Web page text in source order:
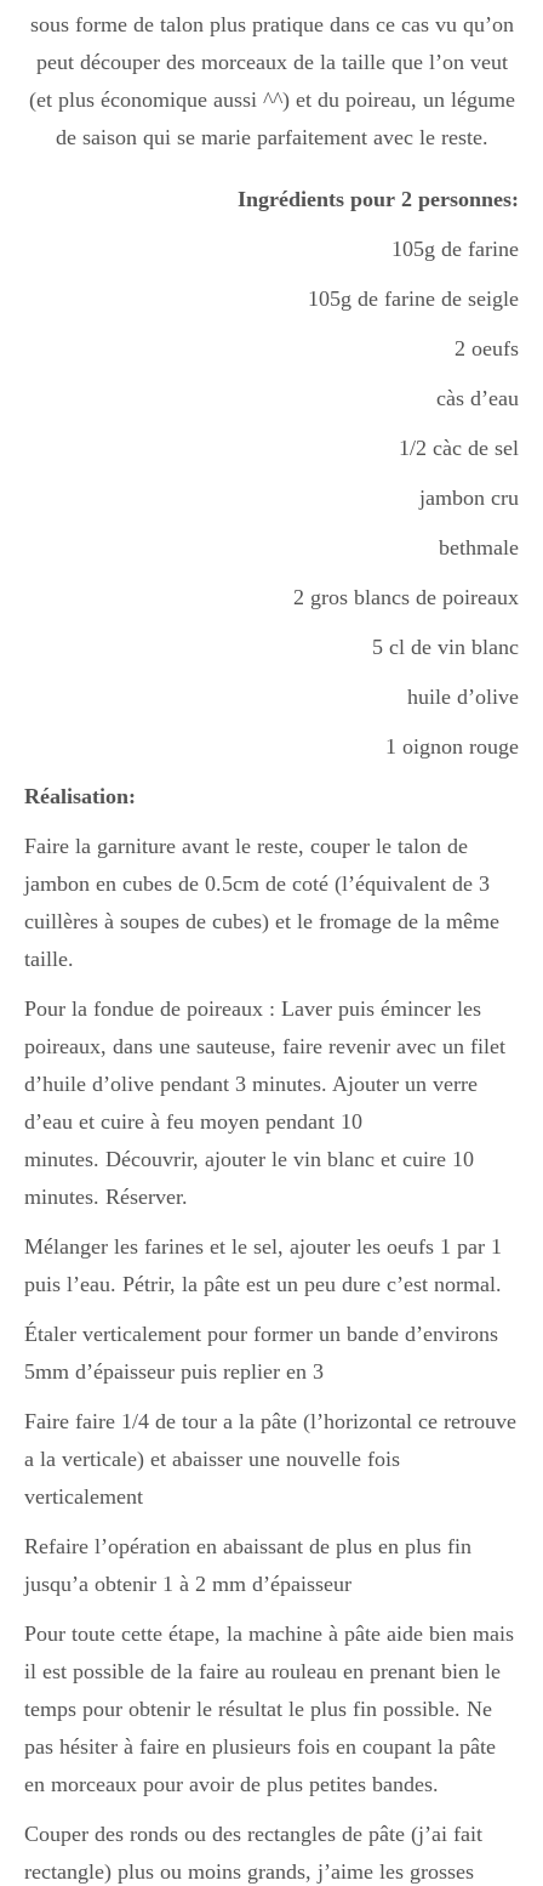
Recettes Végétariennes
Resto
apéro
Boulette
sous forme de talon plus pratique dans ce cas vu qu’on
peut découper des morceaux de la taille que l’on veut
(et plus économique aussi ^^) et du poireau, un légume
de saison qui se marie parfaitement avec le reste.
Ingrédients pour 2 personnes:
105g de farine
105g de farine de seigle
2 oeufs
càs d’eau
1/2 càc de sel
jambon cru
bethmale
2 gros blancs de poireaux
5 cl de vin blanc
huile d’olive
1 oignon rouge
Réalisation:
Faire la garniture avant le reste, couper le talon de
jambon en cubes de 0.5cm de coté (l’équivalent de 3
cuillères à soupes de cubes) et le fromage de la même
taille.
Pour la fondue de poireaux : Laver puis émincer les
poireaux, dans une sauteuse, faire revenir avec un filet
d’huile d’olive pendant 3 minutes. Ajouter un verre
d’eau et cuire à feu moyen pendant 10
minutes. Découvrir, ajouter le vin blanc et cuire 10
minutes. Réserver.
Mélanger les farines et le sel, ajouter les oeufs 1 par 1
puis l’eau. Pétrir, la pâte est un peu dure c’est normal.
Étaler verticalement pour former un bande d’environs
5mm d’épaisseur puis replier en 3
Faire faire 1/4 de tour a la pâte (l’horizontal ce retrouve
a la verticale) et abaisser une nouvelle fois
verticalement
Refaire l’opération en abaissant de plus en plus fin
jusqu’a obtenir 1 à 2 mm d’épaisseur
Pour toute cette étape, la machine à pâte aide bien mais
il est possible de la faire au rouleau en prenant bien le
temps pour obtenir le résultat le plus fin possible. Ne
pas hésiter à faire en plusieurs fois en coupant la pâte
en morceaux pour avoir de plus petites bandes.
Couper des ronds ou des rectangles de pâte (j’ai fait
rectangle) plus ou moins grands, j’aime les grosses